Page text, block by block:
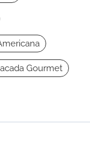
Gourmet